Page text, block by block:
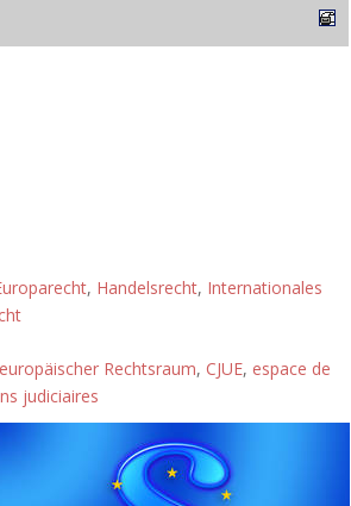
, Handelsrecht, Internationales
europäischer Rechtsraum, CJUE, espace de
judiciaires